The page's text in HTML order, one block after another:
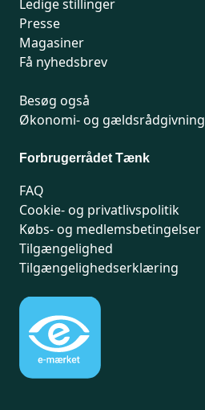
Ledige stillinger
Presse
Magasiner
Få nyhedsbrev
Besøg også
Økonomi- og gældsrådgivning
Forbrugerrådet Tænk
FAQ
Cookie- og privatlivspolitik
Købs- og medlemsbetingelser
Tilgængelighed
Tilgængelighedserklæring